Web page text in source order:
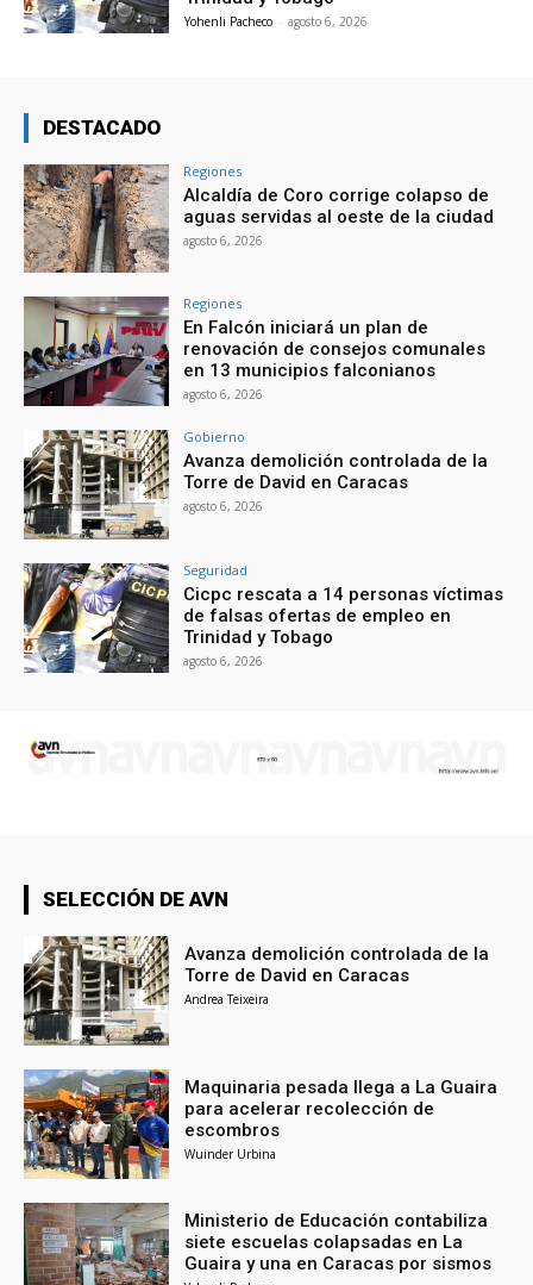
Yohenli Pacheco - agosto 6, 2026
DESTACADO
Regiones
Alcaldía de Coro corrige colapso de
aguas servidas al oeste de la ciudad
agosto 6, 2026
Regiones
En Falcón iniciará un plan de
renovación de consejos comunales
en 13 municipios falconianos
agosto 6, 2026
Gobierno
Avanza demolición controlada de la
Torre de David en Caracas
agosto 6, 2026
Seguridad
Cicpc rescata a 14 personas víctimas
de falsas ofertas de empleo en
Trinidad y Tobago
agosto 6, 2026
SELECCIÓN DE AVN
Avanza demolición controlada de la
Torre de David en Caracas
Andrea Teixeira
Maquinaria pesada llega a La Guaira
para acelerar recolección de
escombros
Wuinder Urbina
Ministerio de Educación contabiliza
siete escuelas colapsadas en La
Guaira y una en Caracas por sismos